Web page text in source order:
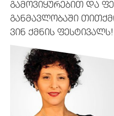
გამოვიყურებით და
განმავლობაში
ვინ ქმნის ფესტივალს!